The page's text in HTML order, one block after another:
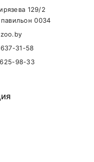
129/2
0034
31-58
98-33